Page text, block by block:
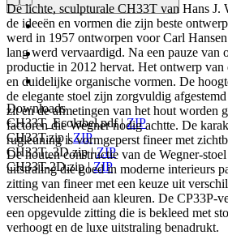
Downloads
CH33T_Ecolabel.pdf|ZIP
CH33T.zip|ZIP
CH33T_3D.zip|ZIP
CH33T-2D.zip|ZIP
De lichte, sculpturale CH33T van Hans J.
de ideeën en vormen die zijn beste
werd in 1957 ontworpen voor Carl
lang werd vervaardigd. Na een pauze van
productie in 2012 hervat. Het ontwerp
en duidelijke organische vormen. De
de elegante stoel zijn zorgvuldig
zit en de afmetingen van het hout worden
factoren die Wegner nodig achtte. De
rugleuning is vormgeperst fineer met
De houten constructie van de Wegner-
uitstraling die goed in moderne interieurs
zitting van fineer met een keuze uit
verscheidenheid aan kleuren. De CP33P-
een opgevulde zitting die is bekleed met
verhoogt en de luxe uitstraling benadrukt.